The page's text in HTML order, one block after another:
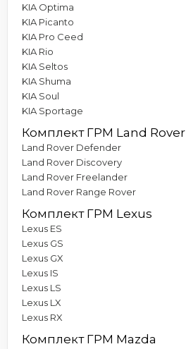
KIA Optima
KIA Picanto
KIA Pro Ceed
KIA Rio
KIA Seltos
KIA Shuma
KIA Soul
KIA Sportage
Комплект ГРМ Land Rover
Land Rover Defender
Land Rover Discovery
Land Rover Freelander
Land Rover Range Rover
Комплект ГРМ Lexus
Lexus ES
Lexus GS
Lexus GX
Lexus IS
Lexus LS
Lexus LX
Lexus RX
Комплект ГРМ Mazda